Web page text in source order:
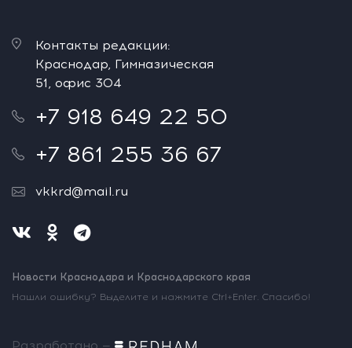
Контакты редакции:
Краснодар, Гимназическая
51, офис 304
+7 918 649 22 50
+7 861 255 36 67
vkkrd@mail.ru
Новости Краснодара и Краснодарского края
Нашли ошибку? Выделите и нажмите Ctrl+Enter. Спасибо!